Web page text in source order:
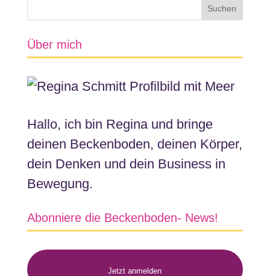
Über mich
Hallo, ich bin Regina und bringe
deinen Beckenboden, deinen Körper,
dein Denken und dein Business in
Bewegung.
Abonniere die Beckenboden- News!
Jetzt anmelden